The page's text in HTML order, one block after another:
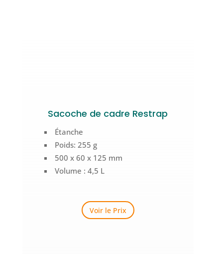
Sacoche de cadre Restrap
Étanche
Poids: 255 g
500 x 60 x 125 mm
Volume : 4,5 L
Voir le Prix